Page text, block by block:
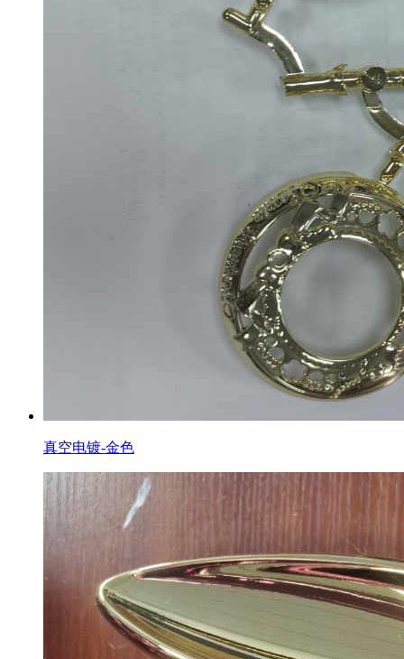
真空电镀-金色